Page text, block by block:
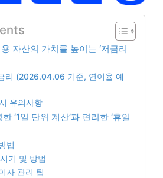
자산의 가치를 높이는 ‘저금리
리 (2026.04.06 기준, 연이율 예
유의사항
‘1일 단위 계산’과 편리한 ‘휴일
법
기 및 방법
자 관리 팁